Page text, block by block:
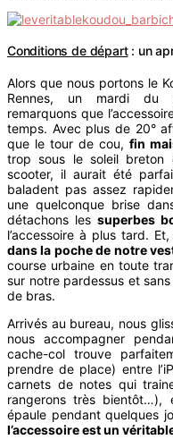
Conditions de départ: un
Alors que nous portons le
Rennes, un mardi du
remarquons que
temps. Avec plus de 20°
que le tour de cou, fin
trop sous le soleil breton
scooter, il aurait été
baladent pas assez
une quelconque brise
détachons lessuperbes
l’accessoire à plus tard.
dans la poche de notre
course urbaine en toute
sur notre pardessus et
de bras.
Arrivés au bureau, nous
nous accompagner
cache-col trouve
prendre de place) entre
carnets de notes qui
rangerons très bientôt…),
épaule pendant quelques
l’accessoire est un